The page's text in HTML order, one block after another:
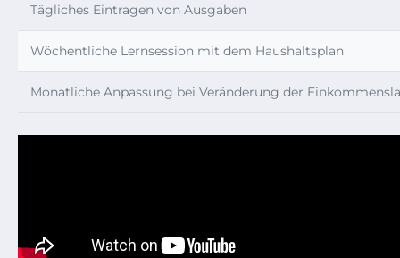
Tägliches Eintragen von Ausgaben
Wöchentliche Lernsession mit dem Haushaltsplan
Monatliche Anpassung bei Veränderung der